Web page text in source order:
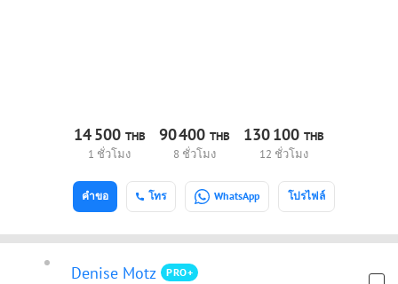
14500 THB
1 ชั่วโมง
90400THB
8 ชั่วโมง
130100THB
12 ชั่วโมง
โทร WhatsApp โปรไฟล์
คำขอ
Denise Motz PRO+